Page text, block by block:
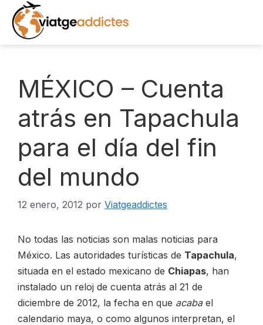
Saltar
contenido
DESTINOS
EXCURSIONES
RECURSOS
LIBROS
CONTACTO
MÉXICO – Cuenta
atrás en Tapachula
para el día del fin
del mundo
12 enero, 2012 por Viatgeaddictes
No todas las noticias son malas noticias para
México. Las autoridades turísticas de Tapachula,
situada en el estado mexicano de Chiapas, han
instalado un reloj de cuenta atrás al 21 de
diciembre de 2012, la fecha en que acabael
calendario maya, o como algunos interpretan, el